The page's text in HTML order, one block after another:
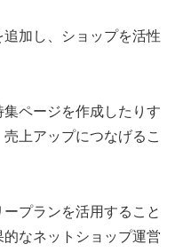
加し、ショップを活性
ページを作成したりす
上アップにつなげるこ
プランを活用すること
なネットショップ運営